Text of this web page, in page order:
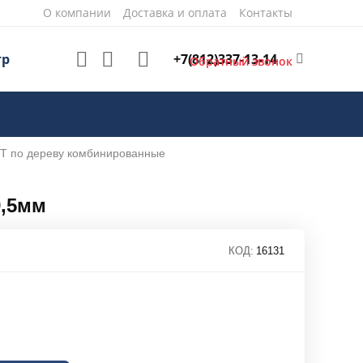
О компании Доставка и оплата Контакты
+7(812)337-13-14
Обратный звонок
по дереву комбинированные
КОД: 16131